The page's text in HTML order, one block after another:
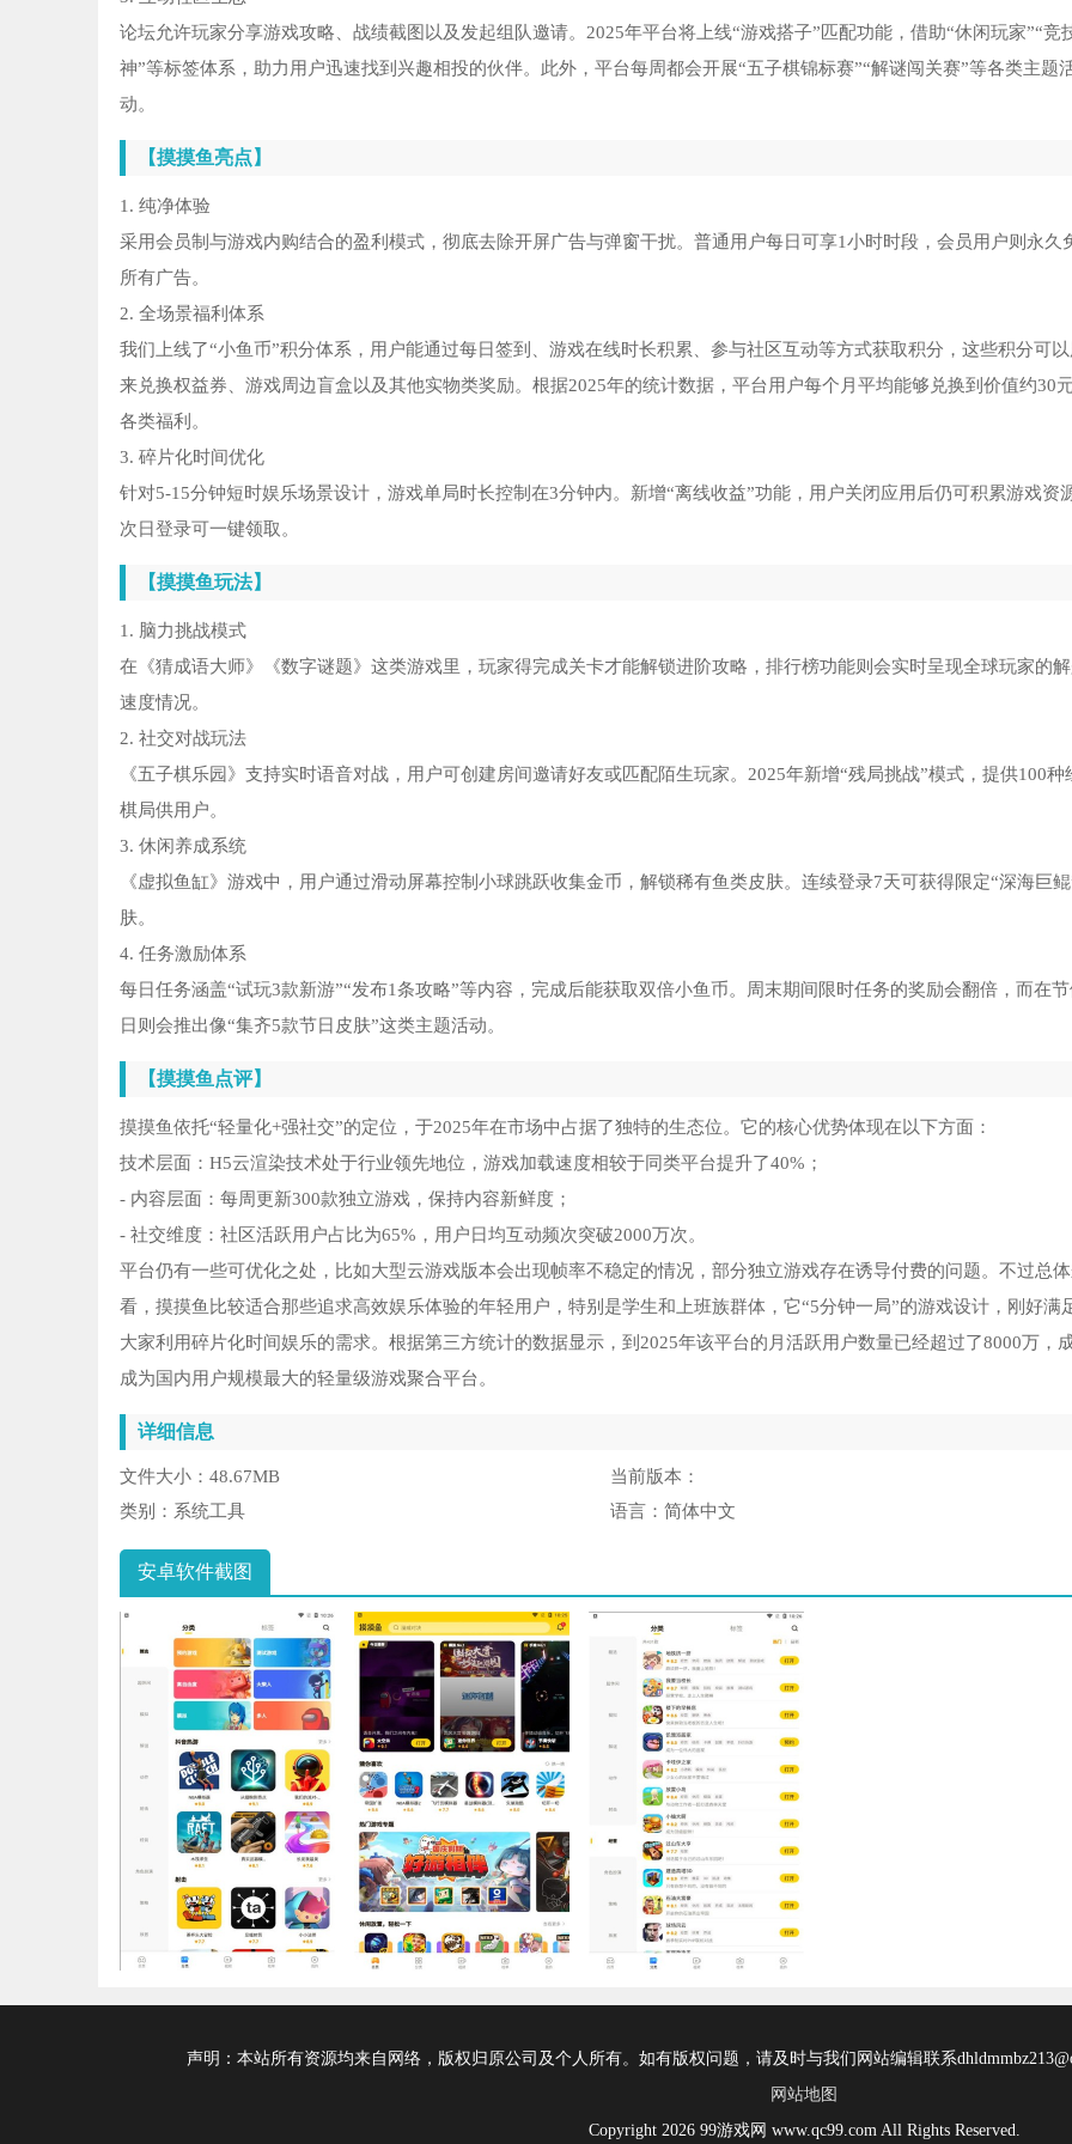
论坛允许玩家分享游戏攻略、战绩截图以及发起组队邀请。2025年平台将上线“游戏搭子”匹配功能，借助“休闲玩家”“竞
神”等标签体系，助力用户迅速找到兴趣相投的伙伴。此外，平台每周都会开展“五子棋锦标赛”“解谜闯关赛”等各类主题
动。
【摸摸鱼亮点】
1. 纯净体验
采用会员制与游戏内购结合的盈利模式，彻底去除开屏广告与弹窗干扰。普通用户每日可享1小时时段，会员用户则永久
所有广告。
2. 全场景福利体系
我们上线了“小鱼币”积分体系，用户能通过每日签到、游戏在线时长积累、参与社区互动等方式获取积分，这些积分可以
来兑换权益券、游戏周边盲盒以及其他实物类奖励。根据2025年的统计数据，平台用户每个月平均能够兑换到价值约30
各类福利。
3. 碎片化时间优化
针对5-15分钟短时娱乐场景设计，游戏单局时长控制在3分钟内。新增“离线收益”功能，用户关闭应用后仍可积累游戏资
次日登录可一键领取。
【摸摸鱼玩法】
1. 脑力挑战模式
在《猜成语大师》《数字谜题》这类游戏里，玩家得完成关卡才能解锁进阶攻略，排行榜功能则会实时呈现全球玩家的
速度情况。
2. 社交对战玩法
《五子棋乐园》支持实时语音对战，用户可创建房间邀请好友或匹配陌生玩家。2025年新增“残局挑战”模式，提供100种
棋局供用户。
3. 休闲养成系统
《虚拟鱼缸》游戏中，用户通过滑动屏幕控制小球跳跃收集金币，解锁稀有鱼类皮肤。连续登录7天可获得限定“深海巨鲲
肤。
4. 任务激励体系
每日任务涵盖“试玩3款新游”“发布1条攻略”等内容，完成后能获取双倍小鱼币。周末期间限时任务的奖励会翻倍，而在节
日则会推出像“集齐5款节日皮肤”这类主题活动。
【摸摸鱼点评】
摸摸鱼依托“轻量化+强社交”的定位，于2025年在市场中占据了独特的生态位。它的核心优势体现在以下方面：
技术层面：H5云渲染技术处于行业领先地位，游戏加载速度相较于同类平台提升了40%；
- 内容层面：每周更新300款独立游戏，保持内容新鲜度；
- 社交维度：社区活跃用户占比为65%，用户日均互动频次突破2000万次。
平台仍有一些可优化之处，比如大型云游戏版本会出现帧率不稳定的情况，部分独立游戏存在诱导付费的问题。不过总
看，摸摸鱼比较适合那些追求高效娱乐体验的年轻用户，特别是学生和上班族群体，它“5分钟一局”的游戏设计，刚好满
大家利用碎片化时间娱乐的需求。根据第三方统计的数据显示，到2025年该平台的月活跃用户数量已经超过了8000万，
成为国内用户规模最大的轻量级游戏聚合平台。
详细信息
文件大小： 48.67MB
当前版本：
类别： 系统工具 语言： 简体中文
安卓软件截图
声明：本站所有资源均来自网络，版权归原公司及个人所有。如有版权问题，请及时与我们网站编辑联系
网站地图
Copyright 2026 99游戏网 www.qc99.com All Rights Reserved.